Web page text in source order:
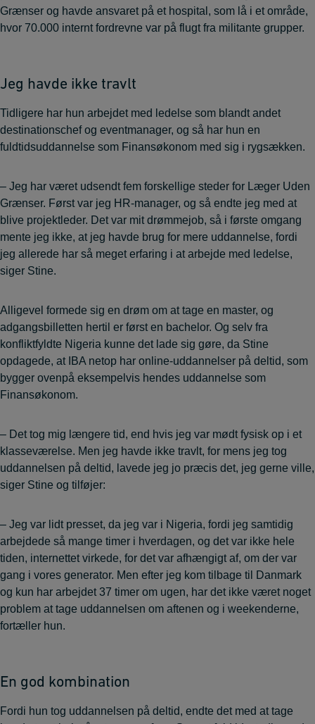
Grænser og havde ansvaret på et hospital, som lå i et område,
hvor 70.000 internt fordrevne var på flugt fra militante grupper.
Jeg havde ikke travlt
Tidligere har hun arbejdet med ledelse som blandt andet
destinationschef og eventmanager, og så har hun en
fuldtidsuddannelse som Finansøkonom med sig i rygsækken.
– Jeg har været udsendt fem forskellige steder for Læger Uden
Grænser. Først var jeg HR-manager, og så endte jeg med at
blive projektleder. Det var mit drømmejob, så i første omgang
mente jeg ikke, at jeg havde brug for mere uddannelse, fordi
jeg allerede har så meget erfaring i at arbejde med ledelse,
siger Stine.
Alligevel formede sig en drøm om at tage en master, og
adgangsbilletten hertil er først en bachelor. Og selv fra
konfliktfyldte Nigeria kunne det lade sig gøre, da Stine
opdagede, at IBA netop har online-uddannelser på deltid, som
bygger ovenpå eksempelvis hendes uddannelse som
Finansøkonom.
– Det tog mig længere tid, end hvis jeg var mødt fysisk op i et
klasseværelse. Men jeg havde ikke travlt, for mens jeg tog
uddannelsen på deltid, lavede jeg jo præcis det, jeg gerne ville,
siger Stine og tilføjer:
– Jeg var lidt presset, da jeg var i Nigeria, fordi jeg samtidig
arbejdede så mange timer i hverdagen, og det var ikke hele
tiden, internettet virkede, for det var afhængigt af, om der var
gang i vores generator. Men efter jeg kom tilbage til Danmark
og kun har arbejdet 37 timer om ugen, har det ikke været noget
problem at tage uddannelsen om aftenen og i weekenderne,
fortæller hun.
En god kombination
Fordi hun tog uddannelsen på deltid, endte det med at tage